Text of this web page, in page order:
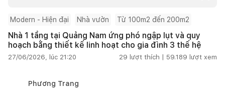
Modern - Hiện đại Nhà vườn Từ 100m2 đến 200m2
Nhà 1 tầng tại Quảng Nam ứng phó ngập lụt và quy
hoạch bằng thiết kế linh hoạt cho gia đình 3 thế hệ
27/06/2026, lúc 21:20 29 lượt thích | 59.189 lượt xem
Phương Trang